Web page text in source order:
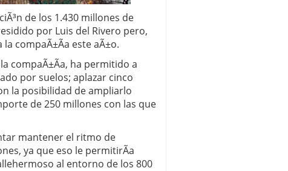
de los 1.430 millones de
por Luis del Rivero pero,
compaÃ±Ã­a este aÃ±o.
compaÃ±Ã­a, ha permitido a
por suelos; aplazar cinco
la posibilidad de ampliarlo
de 250 millones con las que
mantener el ritmo de
ya que eso le permitirÃ­a
al entorno de los 800